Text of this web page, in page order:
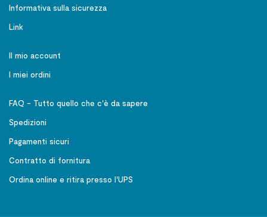
Informativa sulla sicurezza
Link
Il mio account
I miei ordini
FAQ - Tutto quello che c'è da sapere
Spedizioni
Pagamenti sicuri
Contratto di fornitura
Ordina online e ritira presso l'UPS